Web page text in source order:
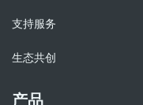
支持服务
生态共创
产品